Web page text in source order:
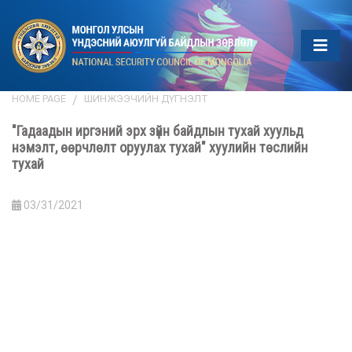
HOME PAGE ШИНЖЭЭЧИЙН ДҮГНЭЛТ
"Гадаадын иргэний эрх зүйн байдлын тухай хуульд
нэмэлт, өөрчлөлт оруулах тухай" хуулийн төслийн
тухай
03/31/2021